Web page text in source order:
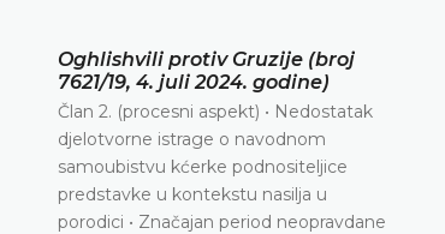
Oghlishvili protiv Gruzije (broj
7621/19, 4. juli 2024. godine)
Član 2. (procesni aspekt) • Nedostatak
djelotvorne istrage o navodnom
samoubistvu kćerke podnositeljice
predstavke u kontekstu nasilja u
porodici • Značajan period neopravdane